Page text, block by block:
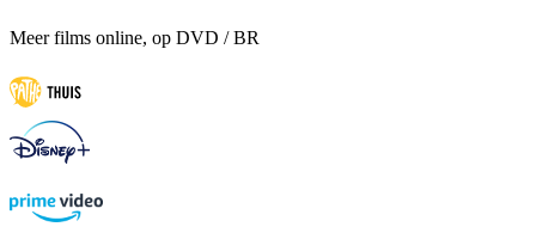
Meer films online, op DVD / BR